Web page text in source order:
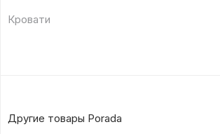
Кровати
Другие товары Porada